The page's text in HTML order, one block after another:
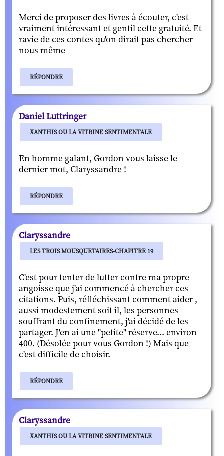
Merci de proposer des livres à écouter, c'est
vraiment intéressant et gentil cette gratuité. Et
ravie de ces contes qu'on dirait pas chercher
nous même
RÉPONDRE
Daniel Luttringer
XANTHIS OU LA VITRINE SENTIMENTALE
En homme galant, Gordon vous laisse le
dernier mot, Claryssandre !
RÉPONDRE
Claryssandre
LES TROIS MOUSQUETAIRES-CHAPITRE 19
C'est pour tenter de lutter contre ma propre
angoisse que j'ai commencé à chercher ces
citations. Puis, réfléchissant comment aider ,
aussi modestement soit il, les personnes
souffrant du confinement, j'ai décidé de les
partager. J'en ai une "petite" réserve... environ
400. (Désolée pour vous Gordon !) Mais que
c'est difficile de choisir.
RÉPONDRE
Claryssandre
XANTHIS OU LA VITRINE SENTIMENTALE